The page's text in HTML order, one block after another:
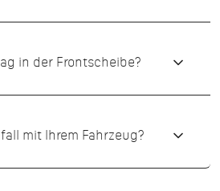
in der Frontscheibe?
mit Ihrem Fahrzeug?